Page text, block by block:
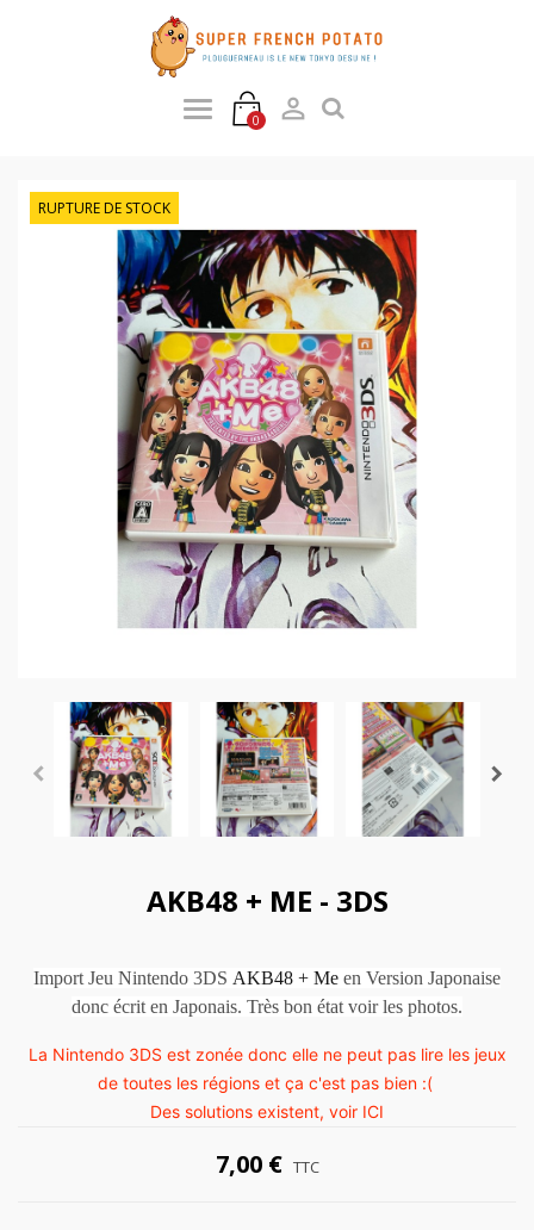
0 
RUPTURE DE STOCK
AKB48 + ME - 3DS
Import Jeu Nintendo 3DS AKB48 + Me en Version Japonaise
donc écrit en Japonais. Très bon état voir les photos.
La Nintendo 3DS est zonée donc elle ne peut pas lire les jeux
de toutes les régions et ça c'est pas bien :(
Des solutions existent, voir ICI
7,00 € TTC